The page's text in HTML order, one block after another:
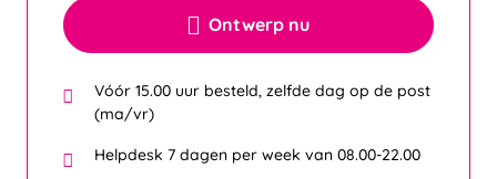
Ontwerp nu
Vóór 15.00 uur besteld, zelfde dag op de post
(ma/vr)
Helpdesk 7 dagen per week van 08.00-22.00